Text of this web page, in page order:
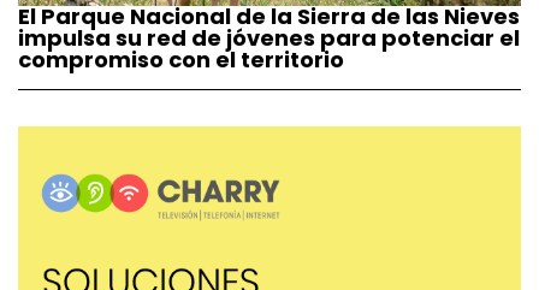
El Parque Nacional de la Sierra de las Nieves
impulsa su red de jóvenes para potenciar el
compromiso con el territorio